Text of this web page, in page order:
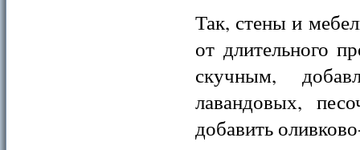
Так, стены и
от длительного
скучным,
лавандовых,
добавить